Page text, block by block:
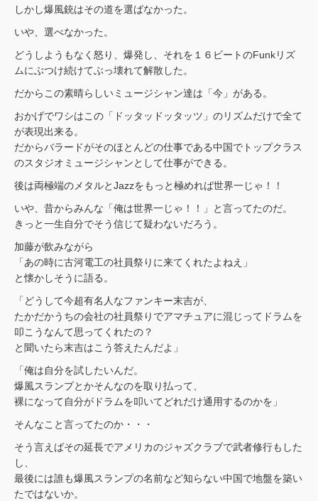
しかし爆風銃はその道を選ばなかった。
いや、選べなかった。
どうしようもなく怒り、爆発し、それを１６ビートのFunkリズ
ムにぶつけ続けてぶっ壊れて解散した。
だからこの素晴らしいミュージシャン達は「今」がある。
おかげでワシはこの「ドッタッドッタッツ」のリズムだけで全て
が表現出来る。
だからバラードがそのほとんどの仕事である中国でトップクラス
のスタジオミュージシャンとして仕事ができる。
後は両極端のメタルとJazzをもっと極めれば世界一じゃ！！
いや、昔からみんな「俺は世界一じゃ！！」と言ってたのだ。
きっと一生自分でそう信じて疑わないだろう。
加藤が飲みながら
「あの時に古河電工の社員祭りに来てくれたよねえ」
と懐かしそうに語る。
「どうして今超有名人なファンキー末吉が、
たかだかうちの会社の社員祭りでアマチュアに混じってドラムを
叩こうなんて思ってくれたの？
と聞いたら末吉はこう答えたんだよ」
「俺は自分を試したいんだ。
爆風スランプとかそんなのを取り払って、
裸になって自分がドラムを叩いてどれだけ通用するのかを」
そんなこと言ってたのか・・・
そう言えばその延長でアメリカのジャズクラブで武者修行もした
し、
最後には誰も爆風スランプの名前など知らない中国で地盤を築い
たではないか。